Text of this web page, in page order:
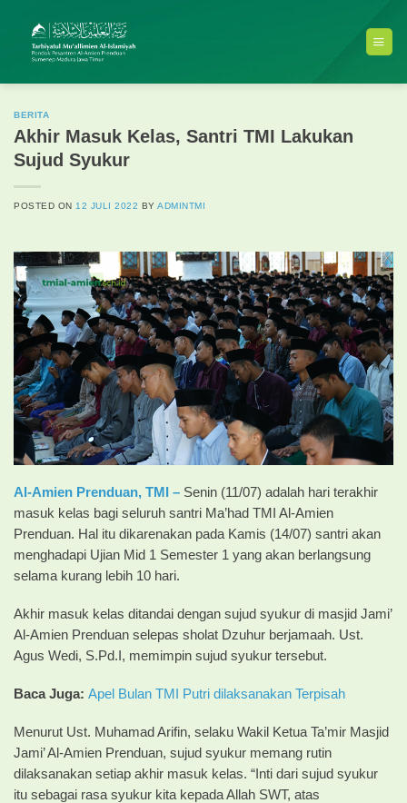
content
BERITA
Akhir Masuk Kelas, Santri TMI Lakukan
Sujud Syukur
POSTED ON 12 JULI 2022 BYADMINTMI
Al-Amien Prenduan, TMI – Senin (11/07) adalah hari terakhir
masuk kelas bagi seluruh santri Ma’had TMI Al-Amien
Prenduan. Hal itu dikarenakan pada Kamis (14/07) santri akan
menghadapi Ujian Mid 1 Semester 1 yang akan berlangsung
selama kurang lebih 10 hari.
Akhir masuk kelas ditandai dengan sujud syukur di masjid Jami’
Al-Amien Prenduan selepas sholat Dzuhur berjamaah. Ust.
Agus Wedi, S.Pd.I, memimpin sujud syukur tersebut.
Baca Juga: Apel Bulan TMI Putri dilaksanakan Terpisah
Menurut Ust. Muhamad Arifin, selaku Wakil Ketua Ta’mir Masjid
Jami’ Al-Amien Prenduan, sujud syukur memang rutin
dilaksanakan setiap akhir masuk kelas. “Inti dari sujud syukur
itu sebagai rasa syukur kita kepada Allah SWT, atas